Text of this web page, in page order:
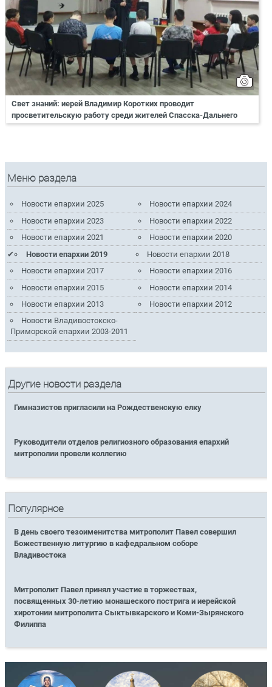
Свет знаний: иерей Владимир Коротких проводит
просветительскую работу среди жителей Спасска-Дальнего
Меню раздела
Новости епархии 2025
Новости епархии 2024
Новости епархии 2023
Новости епархии 2022
Новости епархии 2021
Новости епархии 2020
Новости епархии 2019
Новости епархии 2018
Новости епархии 2017
Новости епархии 2016
Новости епархии 2015
Новости епархии 2014
Новости епархии 2013
Новости епархии 2012
Новости Владивостокско-
Приморской епархии 2003-2011
Другие новости раздела
Гимназистов пригласили на Рождественскую елку
Руководители отделов религиозного образования епархий
митрополии провели коллегию
Популярное
В день своего тезоименитства митрополит Павел совершил
Божественную литургию в кафедральном соборе
Владивостока
Митрополит Павел принял участие в торжествах,
посвященных 30-летию монашеского пострига и иерейской
хиротонии митрополита Сыктывкарского и Коми-Зырянского
Филиппа